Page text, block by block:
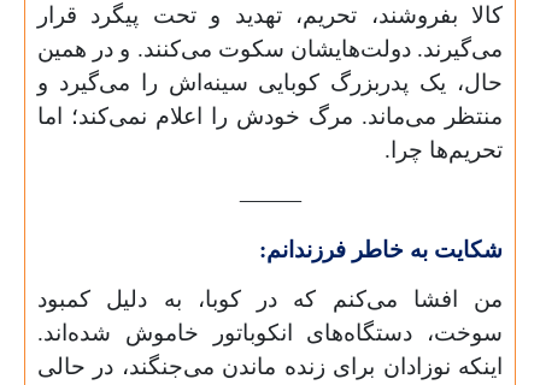
کالا بفروشند، تحریم، تهدید و تحت پیگرد قرار
می‌گیرند. دولت‌هایشان سکوت می‌کنند. و در همین
حال، یک پدربزرگ کوبایی سینه‌اش را می‌گیرد و
منتظر می‌ماند. مرگ خودش را اعلام نمی‌کند؛ اما
تحریم‌ها چرا.
⸻
شکایت به خاطر فرزندانم:
من افشا می‌کنم که در کوبا، به دلیل کمبود
سوخت، دستگاه‌های انکوباتور خاموش شده‌اند.
اینکه نوزادان برای زنده ماندن می‌جنگند، در حالی